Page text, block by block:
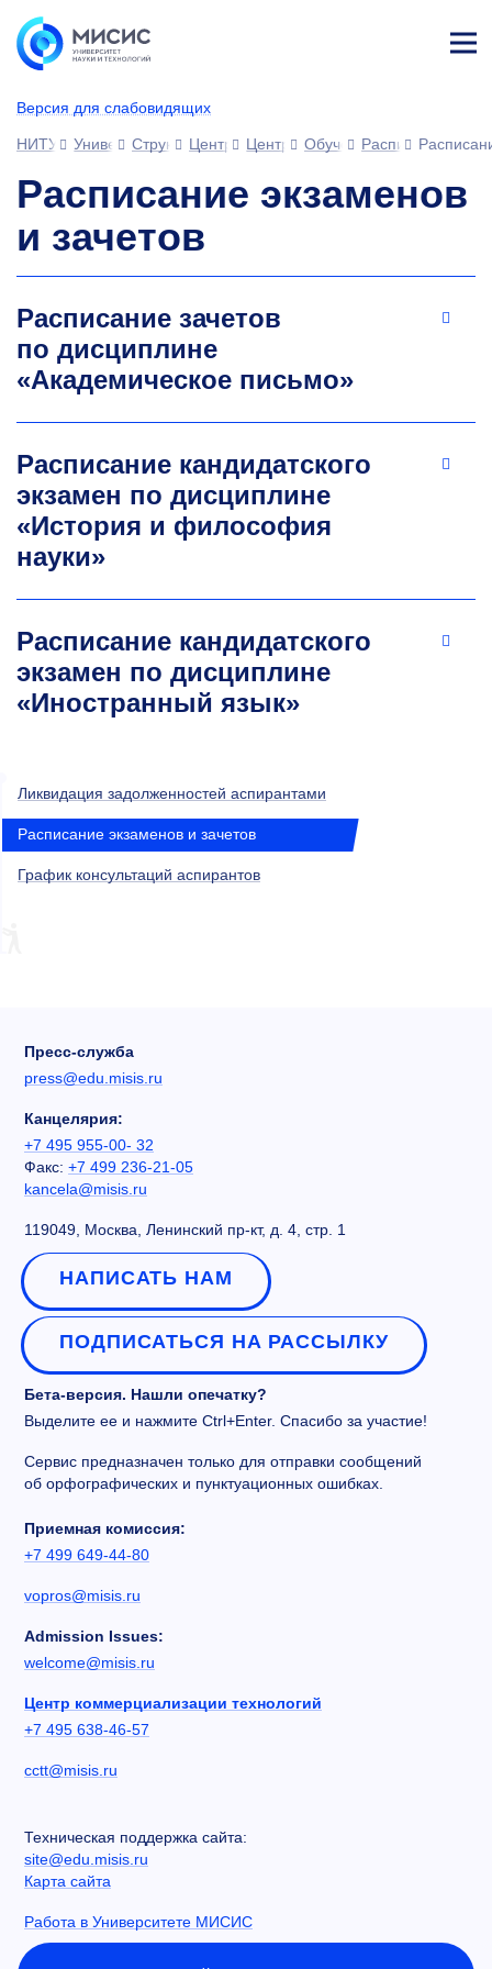
Версия для слабовидящих
ине
НИТУ МИСИСУниверситетСтруктура университета
Центры Центр подготовки кадров
Обучение в аспирантуре
Расписание
Расписание экзаменов
и зачетов
Расписание зачетов
по дисциплине
«Академическое письмо»
Расписание кандидатского
экзамен по дисциплине
«История и философия
науки»
Расписание кандидатского
экзамен по дисциплине
«Иностранный язык»
Ликвидация задолженностей аспирантами
Расписание экзаменов и зачетов
График консультаций аспирантов
Пресс-служба
press@edu.misis.ru
Канцелярия:
+7 495 955-00- 32
Факс: +7 499 236-21-05
kancela@misis.ru
119049, Москва, Ленинский пр-кт, д. 4, стр. 1
НАПИСАТЬ НАМ
ПОДПИСАТЬСЯ НА РАССЫЛКУ
Бета-версия. Нашли опечатку?
Выделите ее и нажмите Ctrl+Enter. Спасибо за участие!
Сервис предназначен только для отправки сообщений
об орфографических и пунктуационных ошибках.
Приемная комиссия:
+7 499 649-44-80
vopros@misis.ru
Admission Issues:
welcome@misis.ru
Центр коммерциализации технологий
+7 495 638-46-57
cctt@misis.ru
Техническая поддержка сайта:
site@edu.misis.ru
Карта сайта
Работа в Университете МИСИС
Сведения об образовательной организации